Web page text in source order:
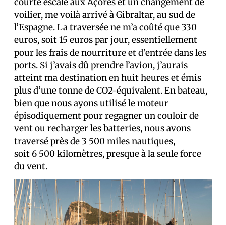
voilier, me voilà arrivé à Gibraltar, au sud de
l’Espagne. La traversée ne m’a coûté que 330
euros, soit 15 euros par jour, essentiellement
pour les frais de nourriture et d’entrée dans les
ports. Si j’avais dû prendre l’avion, j’aurais
atteint ma destination en huit heures et émis
plus d’une tonne de CO2-équivalent. En bateau,
bien que nous ayons utilisé le moteur
épisodiquement pour regagner un couloir de
vent ou recharger les batteries, nous avons
traversé près de 3 500 miles nautiques,
soit 6 500 kilomètres, presque à la seule force
du vent.